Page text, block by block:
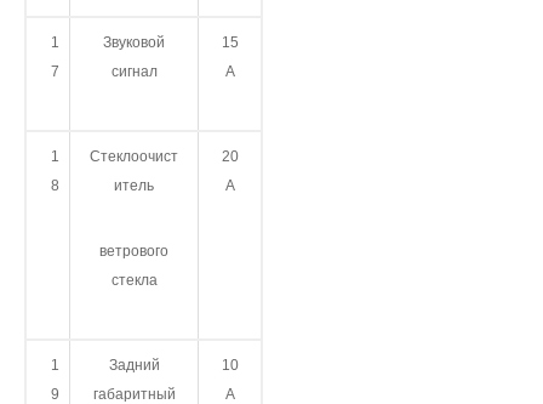
1
7
Звуковой
сигнал
15
А
1
8
Стеклоочист
итель
ветрового
стекла
20
А
1
9
Задний
габаритный
10
А